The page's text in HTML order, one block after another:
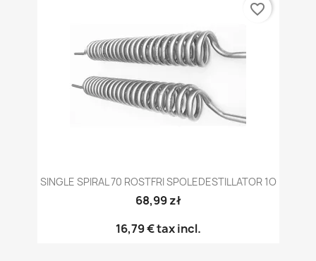
SINGLE SPIRAL 70 ROSTFRI SPOLEDESTILLATOR 1O
68,99 zł
16,79 €tax incl.
favorite_border